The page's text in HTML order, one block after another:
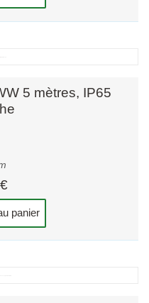
5 mètres, IP65
panier